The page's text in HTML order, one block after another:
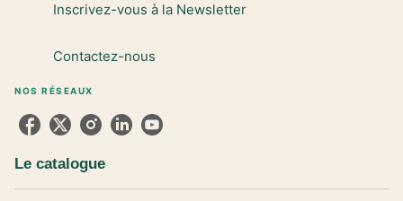
Inscrivez-vous à la Newsletter
Contactez-nous
NOS RÉSEAUX
Le catalogue